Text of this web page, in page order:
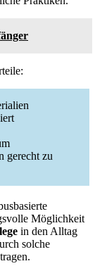
gerecht zu
Möglichkeit
in den Alltag
solche